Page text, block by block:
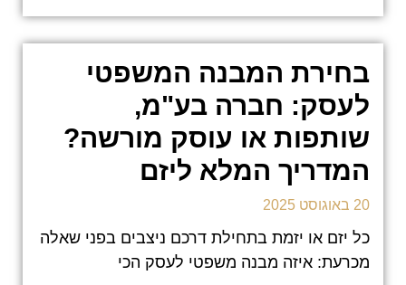
בחירת המבנה המשפטי
לעסק: חברה בע"מ,
שותפות או עוסק מורשה?
המדריך המלא ליזם
20 באוגוסט 2025
כל יזם או יזמת בתחילת דרכם ניצבים בפני שאלה
מכרעת: איזה מבנה משפטי לעסק הכי